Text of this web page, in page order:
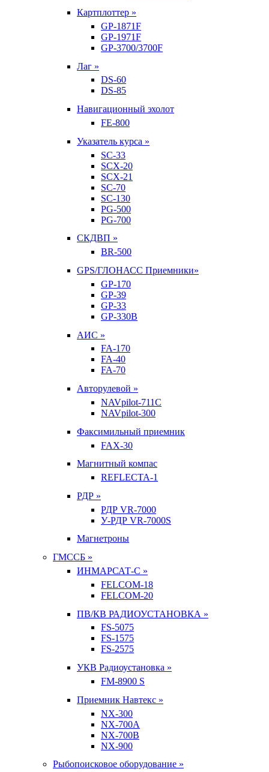
Картплоттер »
GP-1871F
GP-1971F
GP-3700/3700F
Лаг »
DS-60
DS-85
Навигационный эхолот
FE-800
Указатель курса »
SC-33
SCX-20
SCX-21
SC-70
SC-130
PG-500
PG-700
СКДВП »
BR-500
GPS/ГЛОНАСС Приемники»
GP-170
GP-39
GP-33
GP-330B
АИС »
FA-170
FA-40
FA-70
Авторулевой »
NAVpilot-711С
NAVpilot-300
Факсимильный приемник
FAX-30
Магнитный компас
REFLECTA-1
РДР »
РДР VR-7000
У-РДР VR-7000S
Магнетроны
ГМССБ »
ИНМАРСАТ-С »
FELCOM-18
FELCOM-20
ПВ/КВ РАДИОУСТАНОВКА »
FS-5075
FS-1575
FS-2575
УКВ Радиоустановка »
FM-8900 S
Приемник Навтекс »
NX-300
NX-700A
NX-700B
NX-900
Рыбопоисковое оборудование »